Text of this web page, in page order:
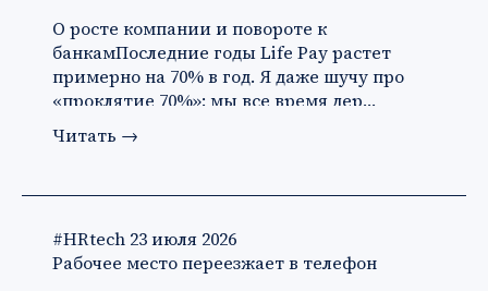
О росте компании и повороте к
банкамПоследние годы Life Pay растет
примерно на 70% в год. Я даже шучу про
«проклятие 70%»: мы все время дер…
Читать →
#HRtech 23 июля 2026
Рабочее место переезжает в телефон